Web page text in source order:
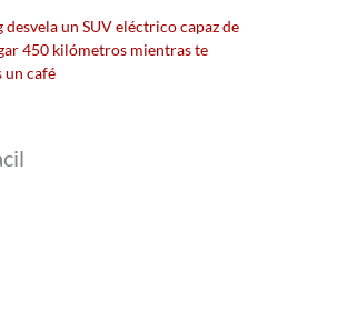
desvela un SUV eléctrico capaz de
450 kilómetros mientras te
un café